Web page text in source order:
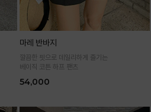
마레 반바지
깔끔한 핏으로 데일리하게 즐기는
베이직 코튼 하프 팬츠
54,000